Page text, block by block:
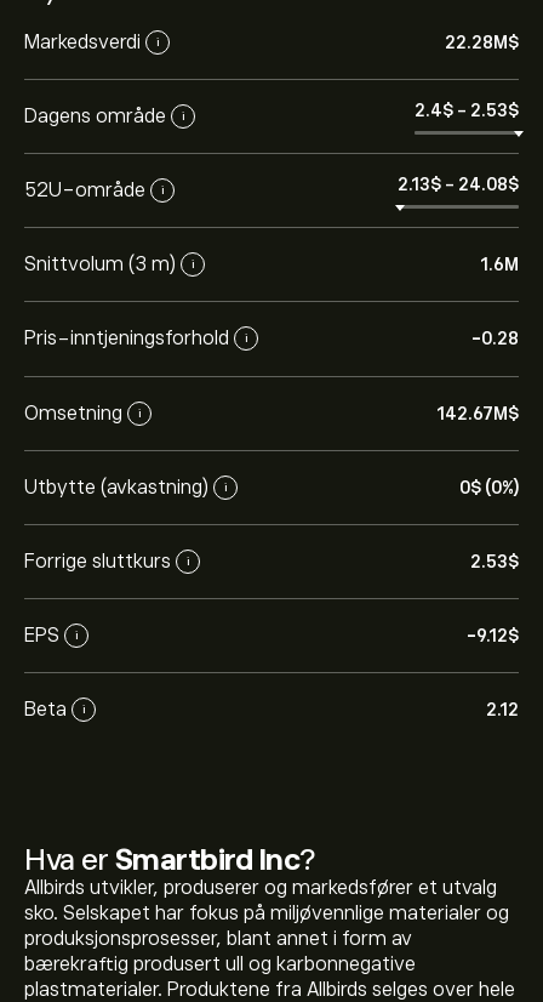
Markedsverdi i 22.28M‎$‎
Dagens område i 2.4‎$‎ - 2.53‎$‎
52U-område i 2.13‎$‎ - 24.08‎$‎
Snittvolum (3 m) i 1.6M
Pris-inntjeningsforhold i -0.28
Omsetning i 142.67M‎$‎
Utbytte (avkastning) i 0‎$‎ (0%)
Forrige sluttkurs i 2.53‎$‎
EPS i -9.12‎$‎
Beta i 2.12
Hva er Smartbird Inc?
Allbirds utvikler, produserer og markedsfører et utvalg
sko. Selskapet har fokus på miljøvennlige materialer og
produksjonsprosesser, blant annet i form av
bærekraftig produsert ull og karbonnegative
plastmaterialer. Produktene fra Allbirds selges over hele